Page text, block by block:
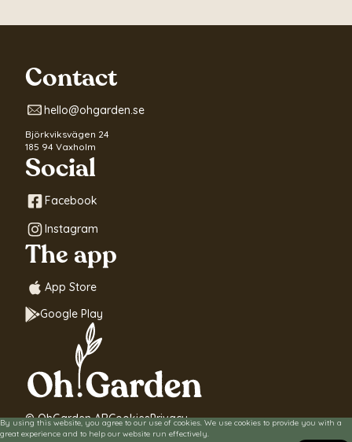
By using this website, you agree to our use of cookies. We use cookies to provide you with a
great experience and to help our website run effectively.
Contact
hello@ohgarden.se
Björkviksvägen 24
185 94 Vaxholm
Social
Facebook
Instagram
The app
App Store
Google Play
© OhGarden ABCookiesPrivacy